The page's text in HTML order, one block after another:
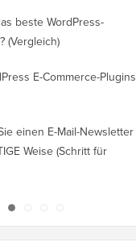
beste WordPress-
(Vergleich)
E-Commerce-Plugins
einen E-Mail-Newsletter
Weise (Schritt für